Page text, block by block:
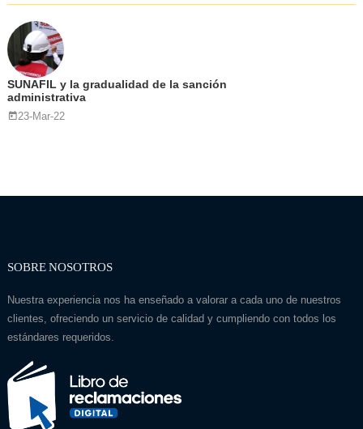
SUNAFIL y la gradualidad de la sanción
administrativa
23-Mar-22
SOBRE NOSOTROS
Nuestra experiencia nos ha enseñado a valorar a cada uno de nuestros
clientes, ofreciendo un servicio de calidad y cumpliendo con todos los
estándares requeridos.